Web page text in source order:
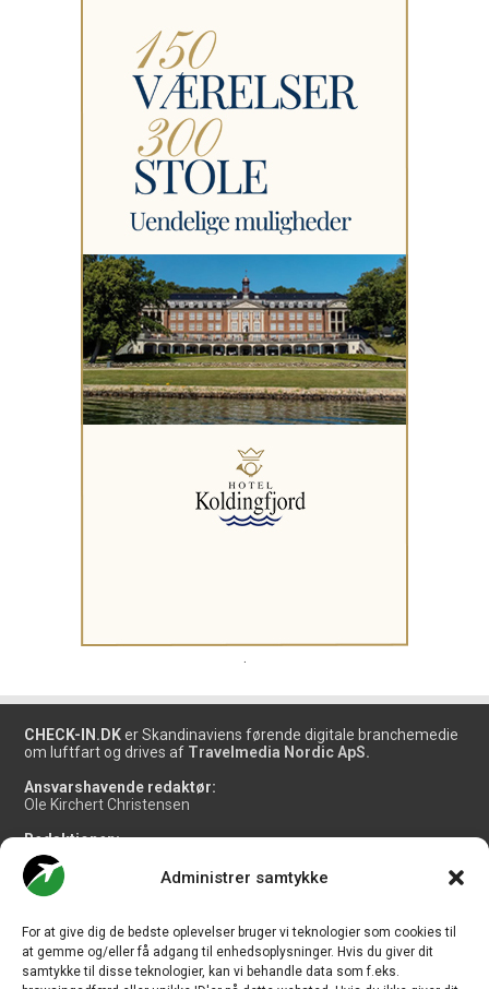
Administrer samtykke
For at give dig de bedste oplevelser bruger vi teknologier som cookies til
at gemme og/eller få adgang til enhedsoplysninger. Hvis du giver dit
samtykke til disse teknologier, kan vi behandle data som f.eks.
CHECK-IN.DK er Skandinaviens førende digitale branchemedie
om luftfart og drives af Travelmedia Nordic ApS.
Ansvarshavende redaktør:
Ole Kirchert Christensen
Redaktionen:
Christian Granhøj Skouboe
Henrik Baumgarten
Danny Longhi Andreasen
Salg og jobannoncer:
salg@travelmedianordic.com